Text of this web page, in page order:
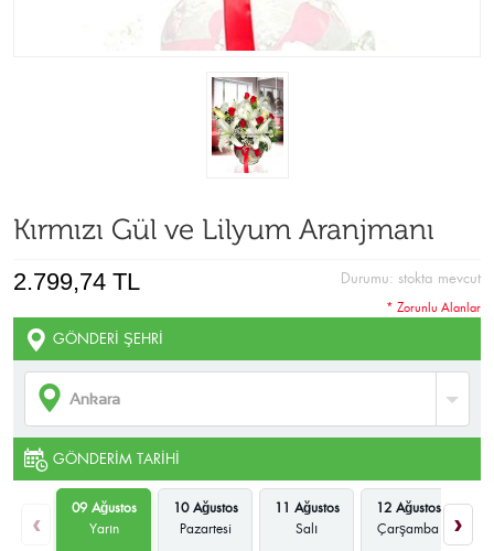
Kırmızı Gül ve Lilyum Aranjmanı
Durumu: stokta mevcut
2.799,74 TL
GÖNDERI ŞEHRI
GÖNDERIM TARIHI
‹
09 Ağustos
Yarın
10 Ağustos
Pazartesi
11 Ağustos
Salı
12 Ağustos
Çarşamba
›
* Zorunlu Alanlar